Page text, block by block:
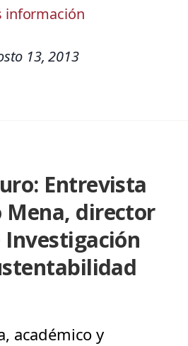
información
13, 2013
Entrevista
Mena, director
Investigación
académico y